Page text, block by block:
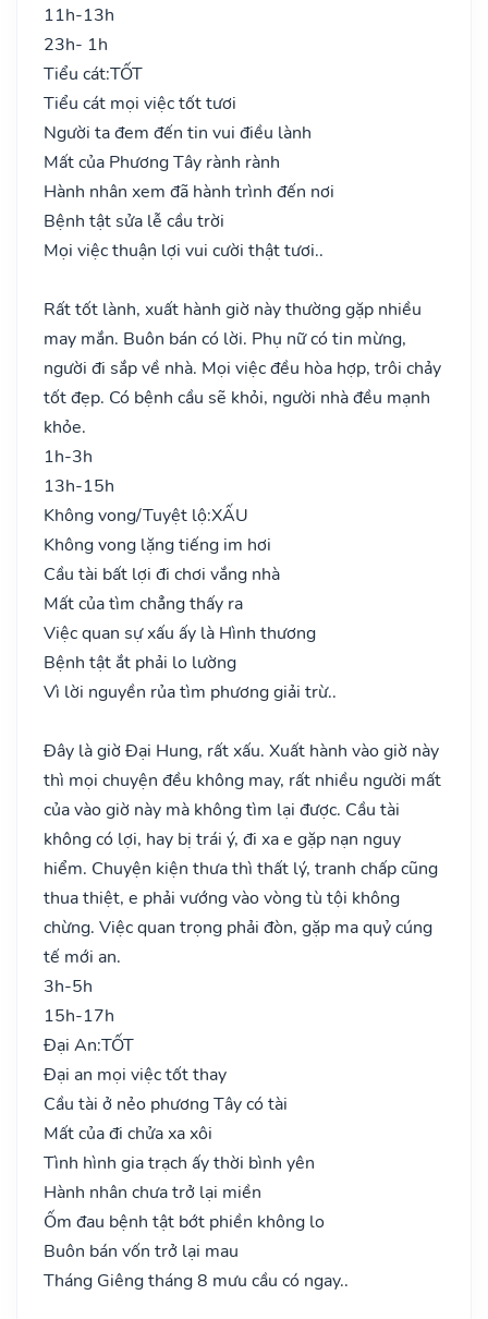
11h-13h
23h- 1h
Tiểu cát:TỐT
Tiểu cát mọi việc tốt tươi
Người ta đem đến tin vui điều lành
Mất của Phương Tây rành rành
Hành nhân xem đã hành trình đến nơi
Bệnh tật sửa lễ cầu trời
Mọi việc thuận lợi vui cười thật tươi..
Rất tốt lành, xuất hành giờ này thường gặp nhiều
may mắn. Buôn bán có lời. Phụ nữ có tin mừng,
người đi sắp về nhà. Mọi việc đều hòa hợp, trôi chảy
tốt đẹp. Có bệnh cầu sẽ khỏi, người nhà đều mạnh
khỏe.
1h-3h
13h-15h
Không vong/Tuyệt lộ:XẤU
Không vong lặng tiếng im hơi
Cầu tài bất lợi đi chơi vắng nhà
Mất của tìm chẳng thấy ra
Việc quan sự xấu ấy là Hình thương
Bệnh tật ắt phải lo lường
Vì lời nguyền rủa tìm phương giải trừ..
Đây là giờ Đại Hung, rất xấu. Xuất hành vào giờ này
thì mọi chuyện đều không may, rất nhiều người mất
của vào giờ này mà không tìm lại được. Cầu tài
không có lợi, hay bị trái ý, đi xa e gặp nạn nguy
hiểm. Chuyện kiện thưa thì thất lý, tranh chấp cũng
thua thiệt, e phải vướng vào vòng tù tội không
chừng. Việc quan trọng phải đòn, gặp ma quỷ cúng
tế mới an.
3h-5h
15h-17h
Đại An:TỐT
Đại an mọi việc tốt thay
Cầu tài ở nẻo phương Tây có tài
Mất của đi chửa xa xôi
Tình hình gia trạch ấy thời bình yên
Hành nhân chưa trở lại miền
Ốm đau bệnh tật bớt phiền không lo
Buôn bán vốn trở lại mau
Tháng Giêng tháng 8 mưu cầu có ngay..